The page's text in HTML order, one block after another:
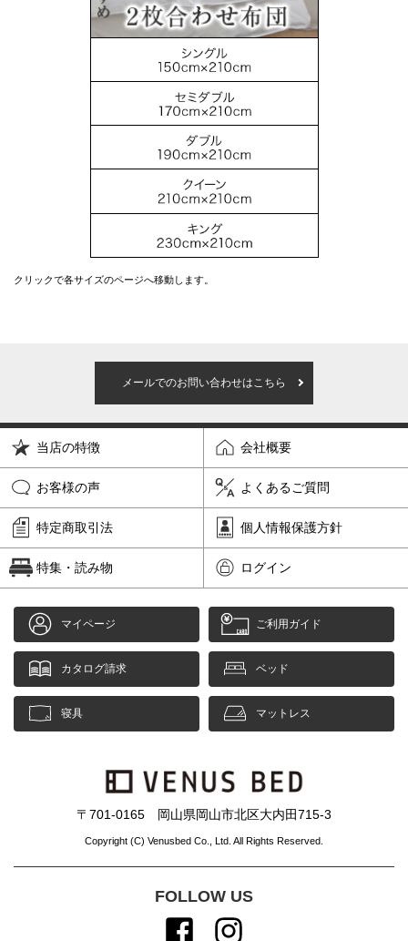
クリックで各サイズのページへ移動します。
メールでのお問い合わせはこちら
当店の特徴 会社概要
お客様の声 よくあるご質問
特定商取引法 個人情報保護方針
特集・読み物 ログイン
マイページ ご利用ガイド
カタログ請求 ベッド
寝具 マットレス
〒701-0165 岡山県岡山市北区大内田715-3
Copyright (C) Venusbed Co., Ltd. All Rights Reserved.
FOLLOW US